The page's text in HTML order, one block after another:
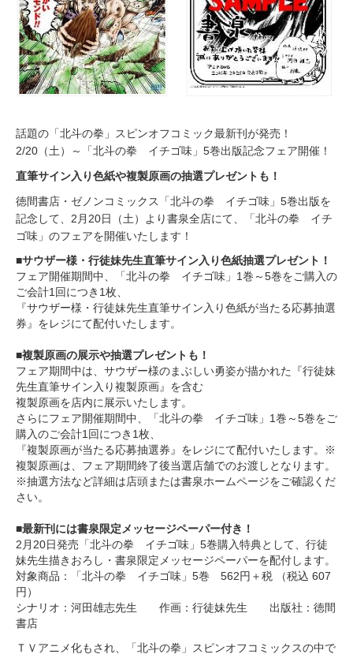
話題の「北斗の拳」スピンオフコミック最新刊が発売！
2/20（土）～「北斗の拳 イチゴ味」5巻出版記念フェア開催！
直筆サイン入り色紙や複製原画の抽選プレゼントも！
徳間書店・ゼノンコミックス「北斗の拳 イチゴ味」5巻出版を
記念して、2月20日（土）より書泉全店にて、「北斗の拳 イチ
ゴ味」のフェアを開催いたします！
■サウザー様・行徒妹先生直筆サイン入り色紙抽選プレゼント！
フェア開催期間中、「北斗の拳 イチゴ味」1巻～5巻をご購入の
ご会計1回につき1枚、
『サウザー様・行徒妹先生直筆サイン入り色紙が当たる応募抽選
券』をレジにて配付いたします。
■複製原画の展示や抽選プレゼントも！
フェア期間中は、サウザー様のまぶしい勇姿が描かれた『行徒妹
先生直筆サイン入り複製原画』を含む
複製原画を店内に展示いたします。
さらにフェア開催期間中、「北斗の拳 イチゴ味」1巻～5巻をご
購入のご会計1回につき1枚、
『複製原画が当たる応募抽選券』をレジにて配付いたします。※
複製原画は、フェア期間終了後当選店舗でのお渡しとなります。
※抽選方法など詳細は店頭または書泉ホームページをご確認くだ
さい。
■最新刊には書泉限定メッセージペーパー付き！
2月20日発売「北斗の拳 イチゴ味」5巻購入特典として、行徒
妹先生描きおろし・書泉限定メッセージペーパーを配付します。
対象商品：「北斗の拳 イチゴ味」5巻 562円＋税 （税込 607
円）
シナリオ：河田雄志先生 作画：行徒妹先生 出版社：徳間
書店
ＴＶアニメ化もされ、「北斗の拳」スピンオフコミックスの中で